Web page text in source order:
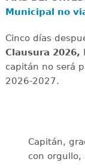
Municipal no
Cinco días
Clausura 2026,
capitán no será
2026-2027.
Capitán,
con orgullo,